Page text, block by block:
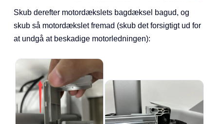
Skub derefter motordækslets bagdæksel bagud, og
skub så motordækslet fremad (skub det forsigtigt ud for
at undgå at beskadige motorledningen):